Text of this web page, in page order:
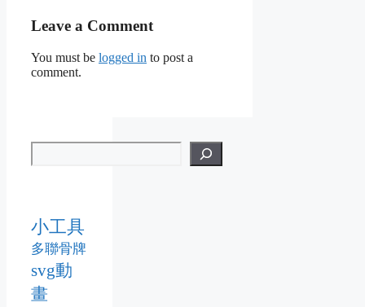
Leave a Comment
You must be logged in to post a
comment.
小工具
多聯骨牌
svg動
畫